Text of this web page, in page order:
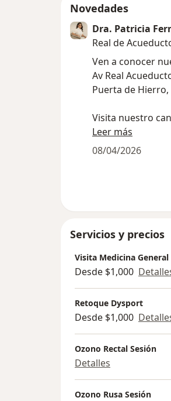
Novedades
Dra. Patricia
Real de
Ven a conocer
Av Real
Puerta de Hierro,
Visita nuestro
Fernandez Urbina
Leer más
08/04/2026
Servicios y precios
Visita Medicina General
Desde $1,000
Retoque Dysport
Desde $1,000
Ozono Rectal Sesión
Detalles
Ozono Rusa Sesión